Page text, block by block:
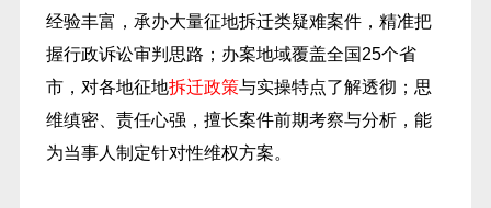
经验丰富，承办大量征地拆迁类疑难案件，精准把
握行政诉讼审判思路；办案地域覆盖全国25个省
市，对各地征地拆迁政策与实操特点了解透彻；思
维缜密、责任心强，擅长案件前期考察与分析，能
为当事人制定针对性维权方案。